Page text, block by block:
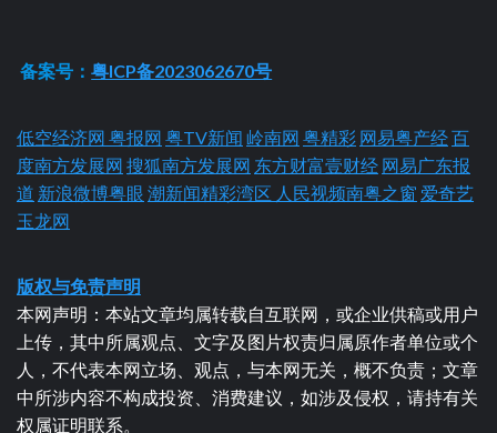
备案号：粤ICP备2023062670号
低空经济网 粤报网 粤TV新闻 岭南网 粤精彩 网易粤产经百
度南方发展网 搜狐南方发展网 东方财富壹财经 网易广东报
道 新浪微博粤眼 潮新闻精彩湾区 人民视频南粤之窗 爱奇艺
玉龙网
版权与免责声明
本网声明：本站文章均属转载自互联网，或企业供稿或用户
上传，其中所属观点、文字及图片权责归属原作者单位或个
人，不代表本网立场、观点，与本网无关，概不负责；文章
中所涉内容不构成投资、消费建议，如涉及侵权，请持有关
权属证明联系。